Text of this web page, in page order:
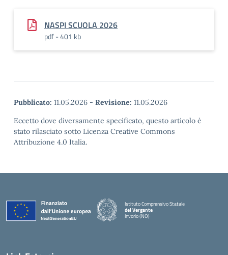
NASPI SCUOLA 2026
pdf - 401 kb
Pubblicato: 11.05.2026 - Revisione: 11.05.2026
Eccetto dove diversamente specificato, questo articolo è
stato rilasciato sotto Licenza Creative Commons
Attribuzione 4.0 Italia.
Istituto Comprensivo Statale
del Vergante
Invorio (NO)